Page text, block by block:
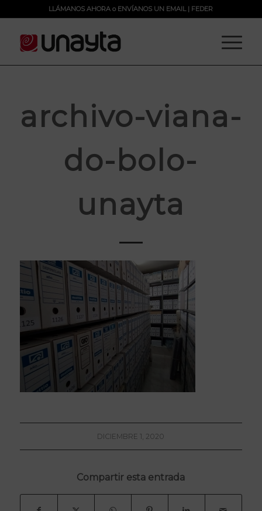
LLÁMANOS AHORA o ENVÍANOS UN EMAIL| FEDER
archivo-viana-
do-bolo-
unayta
DICIEMBRE 1, 2020
Compartir esta entrada